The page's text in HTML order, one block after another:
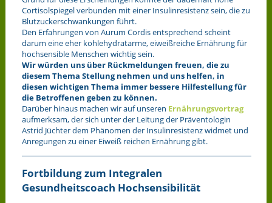
Cortisolspiegel verbunden mit einer Insulinresistenz sein, die zu
Blutzuckerschwankungen führt.
Den Erfahrungen von Aurum Cordis entsprechend scheint
darum eine eher kohlehydratarme, eiweißreiche Ernährung für
hochsensible Menschen wichtig sein.
Wir würden uns über Rückmeldungen freuen, die zu
diesem Thema Stellung nehmen und uns helfen, in
diesen wichtigen Thema immer bessere Hilfestellung für
die Betroffenen geben zu können.
Darüber hinaus machen wir auf unseren Ernährungsvortrag
aufmerksam, der sich unter der Leitung der Präventologin
Astrid Jüchter dem Phänomen der Insulinresistenz widmet und
Anregungen zu einer Eiweiß reichen Ernährung gibt.
Fortbildung zum Integralen
Gesundheitscoach Hochsensibilität